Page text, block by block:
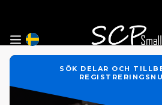
SÖK DELAR OCH